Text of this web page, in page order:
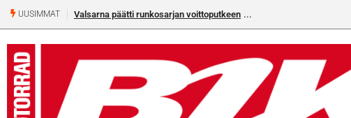
UUSIMMAT Älä missaa tämän kesän suurta Bike-numeroa!